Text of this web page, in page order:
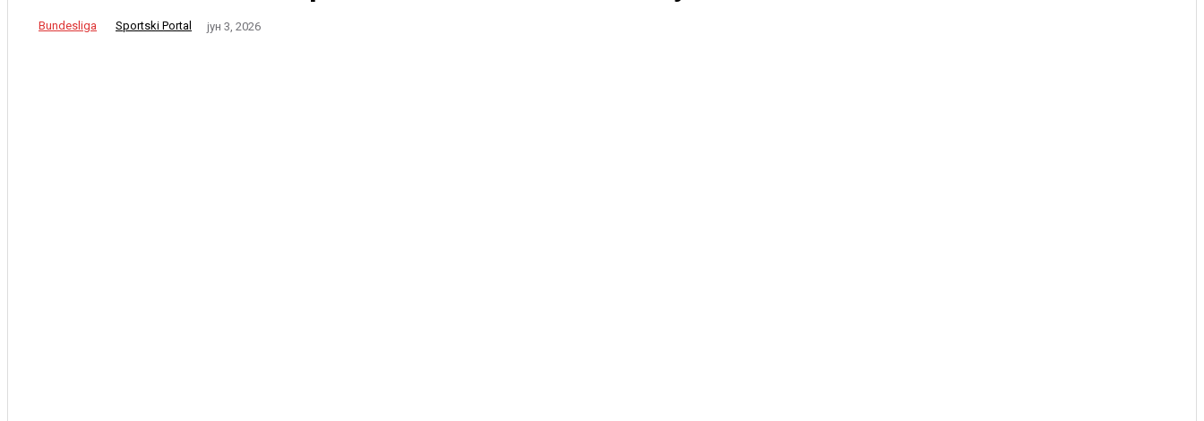
Bundesliga Sportski Portal јун 3, 2026